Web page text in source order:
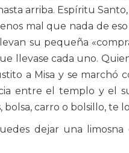
arriba. Espíritu
mal que nada de
su pequeña
llevase cada uno.
a Misa y se marchó
entre el templo y el
carro o bolsillo, te
dejar una